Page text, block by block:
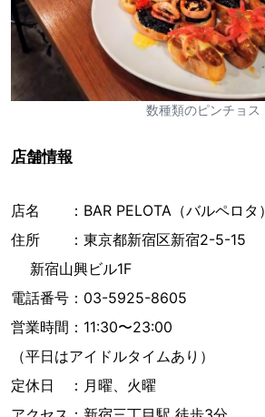
数種類のピンチョス
店舗情報
店名 ：BAR PELOTA（バルペロタ）
住所 ：東京都新宿区新宿2-5-15
新宿山興ビル1F
電話番号：03-5925-8605
営業時間：11:30〜23:00
（平日はアイドルタイムあり）
定休日 ：月曜、火曜